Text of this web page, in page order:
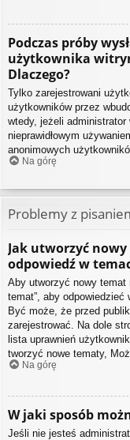
Podczas próby
użytkownika
Dlaczego?
Tylko zarejestrowani
użytkowników przez
wtedy, jeżeli administrator
nieprawidłowym
anonimowych
Na górę
Problemy z
Jak utworzyć
odpowiedź w
Aby utworzyć nowy temat
temat”, aby odpowiedzieć
Być może, że przed
zarejestrować. Na dole
lista uprawnień
tworzyć nowe tematy,
Na górę
W jaki sposób
Jeśli nie jesteś